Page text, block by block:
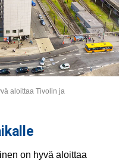
aloittaa Tivolin ja
on hyvä aloittaa